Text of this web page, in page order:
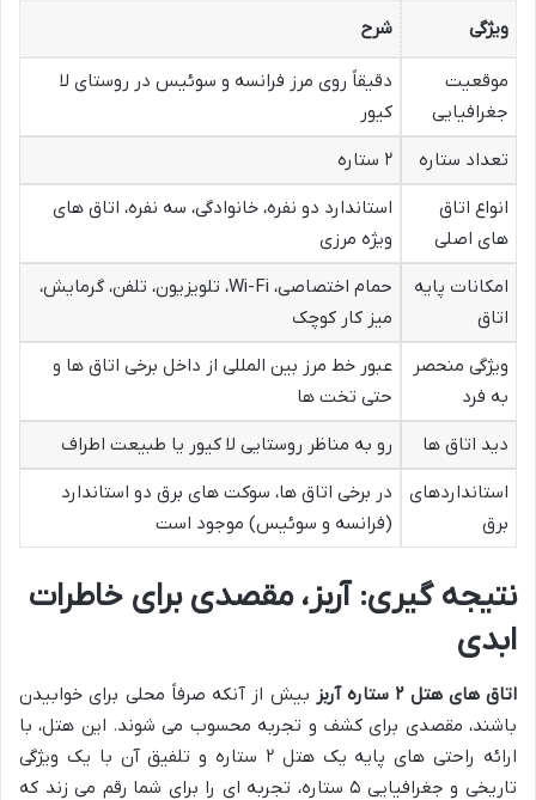
ویژگی شرح
موقعیت
جغرافیایی
دقیقاً روی مرز فرانسه و سوئیس در روستای لا
کیور
تعداد ستاره
۲ ستاره
انواع اتاق
های اصلی
استاندارد دو نفره، خانوادگی، سه نفره، اتاق های
ویژه مرزی
امکانات پایه
اتاق
حمام اختصاصی، Wi-Fi، تلویزیون، تلفن، گرمایش،
میز کار کوچک
ویژگی منحصر
به فرد
عبور خط مرز بین المللی از داخل برخی اتاق ها و
حتی تخت ها
دید اتاق ها
رو به مناظر روستایی لا کیور یا طبیعت اطراف
استانداردهای
برق
در برخی اتاق ها، سوکت های برق دو استاندارد
(فرانسه و سوئیس) موجود است
نتیجه گیری: آربز، مقصدی برای خاطرات
ابدی
اتاق های هتل ۲ ستاره آربز
بیش از آنکه صرفاً محلی برای خوابیدن
باشند، مقصدی برای کشف و تجربه محسوب می شوند. این هتل، با
ارائه راحتی های پایه یک هتل ۲ ستاره و تلفیق آن با یک ویژگی
تاریخی و جغرافیایی ۵ ستاره، تجربه ای را برای شما رقم می زند که